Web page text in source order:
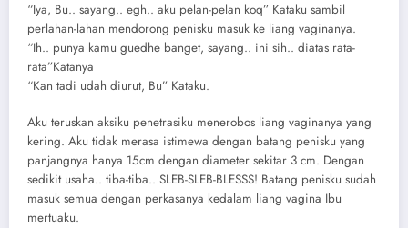
“Iya, Bu.. sayang.. egh.. aku pelan-pelan koq” Kataku sambil
perlahan-lahan mendorong penisku masuk ke liang vaginanya.
“Ih.. punya kamu guedhe banget, sayang.. ini sih.. diatas rata-
rata”Katanya
“Kan tadi udah diurut, Bu” Kataku.
Aku teruskan aksiku penetrasiku menerobos liang vaginanya yang
kering. Aku tidak merasa istimewa dengan batang penisku yang
panjangnya hanya 15cm dengan diameter sekitar 3 cm. Dengan
sedikit usaha.. tiba-tiba.. SLEB-SLEB-BLESSS! Batang penisku sudah
masuk semua dengan perkasanya kedalam liang vagina Ibu
mertuaku.